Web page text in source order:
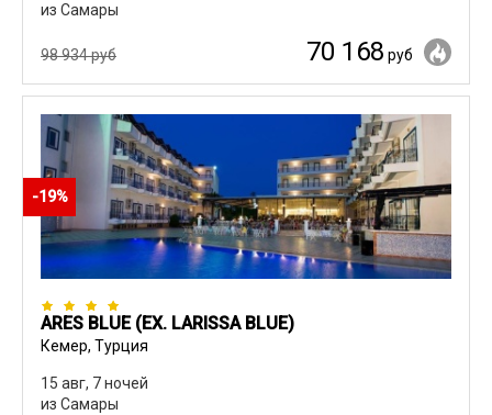
из Самары
98 934 руб 70 168 руб
-19%
ARES BLUE (EX. LARISSA BLUE)
Кемер, Турция
15 авг, 7 ночей
из Самары